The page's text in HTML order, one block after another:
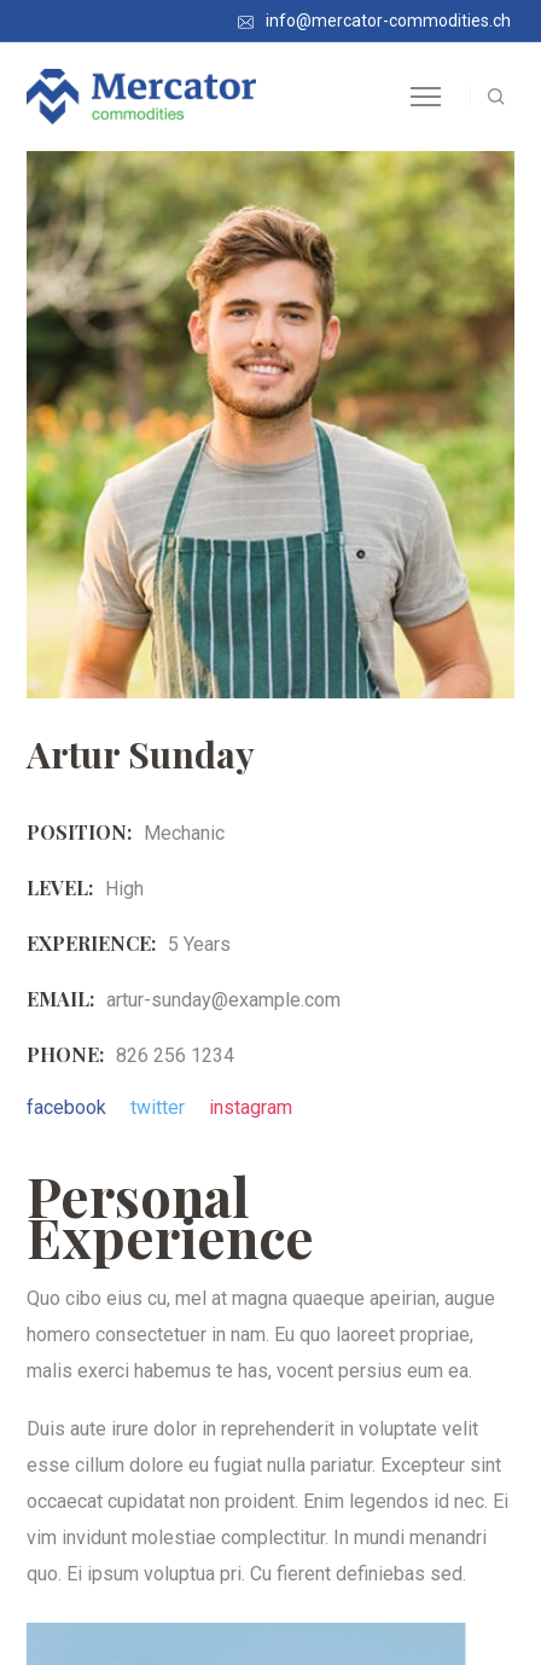
info@mercator-commodities.ch
Artur Sunday
POSITION: Mechanic
LEVEL: High
EXPERIENCE: 5 Years
EMAIL: artur-sunday@example.com
PHONE: 826 256 1234
facebook twitter instagram
Personal
Experience
Quo cibo eius cu, mel at magna quaeque apeirian, augue
homero consectetuer in nam. Eu quo laoreet propriae,
malis exerci habemus te has, vocent persius eum ea.
Duis aute irure dolor in reprehenderit in voluptate velit
esse cillum dolore eu fugiat nulla pariatur. Excepteur sint
occaecat cupidatat non proident. Enim legendos id nec. Ei
vim invidunt molestiae complectitur. In mundi menandri
quo. Ei ipsum voluptua pri. Cu fierent definiebas sed.